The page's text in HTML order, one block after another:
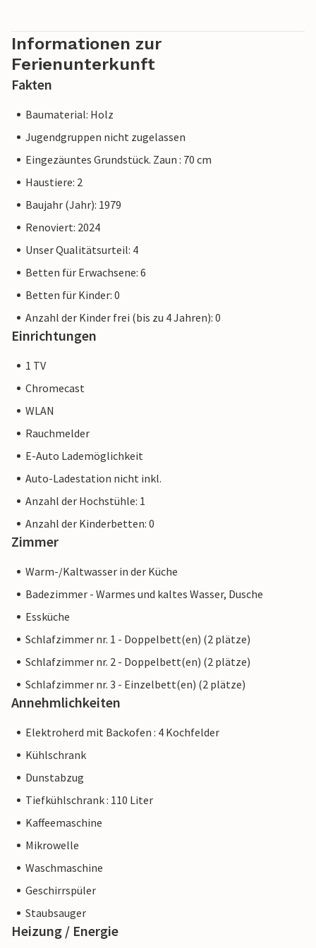
Informationen zur
Ferienunterkunft
Fakten
Baumaterial: Holz
Jugendgruppen nicht zugelassen
Eingezäuntes Grundstück. Zaun : 70 cm
Haustiere: 2
Baujahr (Jahr): 1979
Renoviert: 2024
Unser Qualitätsurteil: 4
Betten für Erwachsene: 6
Betten für Kinder: 0
Anzahl der Kinder frei (bis zu 4 Jahren): 0
Einrichtungen
1 TV
Chromecast
WLAN
Rauchmelder
E-Auto Lademöglichkeit
Auto-Ladestation nicht inkl.
Anzahl der Hochstühle: 1
Anzahl der Kinderbetten: 0
Zimmer
Warm-/Kaltwasser in der Küche
Badezimmer - Warmes und kaltes Wasser, Dusche
Essküche
Schlafzimmer nr. 1 - Doppelbett(en) (2 plätze)
Schlafzimmer nr. 2 - Doppelbett(en) (2 plätze)
Schlafzimmer nr. 3 - Einzelbett(en) (2 plätze)
Annehmlichkeiten
Elektroherd mit Backofen : 4 Kochfelder
Kühlschrank
Dunstabzug
Tiefkühlschrank : 110 Liter
Kaffeemaschine
Mikrowelle
Waschmaschine
Geschirrspüler
Staubsauger
Heizung / Energie